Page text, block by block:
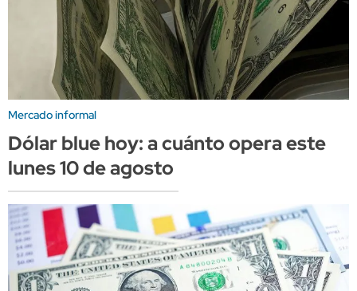
Mercado informal
Dólar blue hoy: a cuánto opera este
lunes 10 de agosto